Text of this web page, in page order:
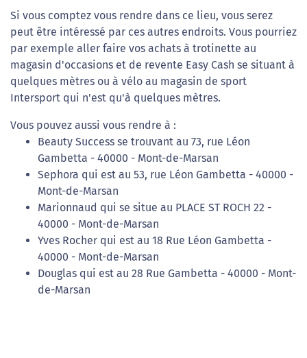
Si vous comptez vous rendre dans ce lieu, vous serez
peut être intéressé par ces autres endroits. Vous pourriez
par exemple aller faire vos achats à trotinette au
magasin d'occasions et de revente Easy Cash se situant à
quelques mètres ou à vélo au magasin de sport
Intersport qui n'est qu'à quelques mètres.
Vous pouvez aussi vous rendre à :
Beauty Success se trouvant au 73, rue Léon
Gambetta - 40000 - Mont-de-Marsan
Sephora qui est au 53, rue Léon Gambetta - 40000 -
Mont-de-Marsan
Marionnaud qui se situe au PLACE ST ROCH 22 -
40000 - Mont-de-Marsan
Yves Rocher qui est au 18 Rue Léon Gambetta -
40000 - Mont-de-Marsan
Douglas qui est au 28 Rue Gambetta - 40000 - Mont-
de-Marsan